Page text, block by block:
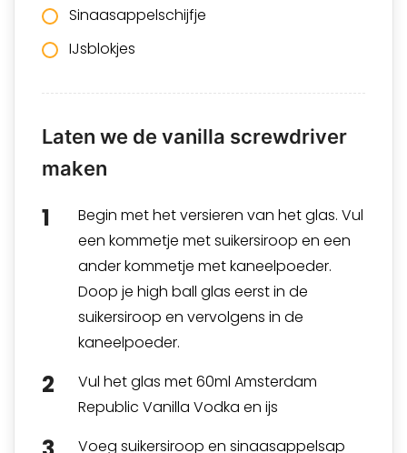
Sinaasappelschijfje
IJsblokjes
Laten we de vanilla screwdriver
maken
Begin met het versieren van het glas. Vul
een kommetje met suikersiroop en een
ander kommetje met kaneelpoeder.
Doop je high ball glas eerst in de
suikersiroop en vervolgens in de
kaneelpoeder.
Vul het glas met 60ml Amsterdam
Republic Vanilla Vodka en ijs
Voeg suikersiroop en sinaasappelsap